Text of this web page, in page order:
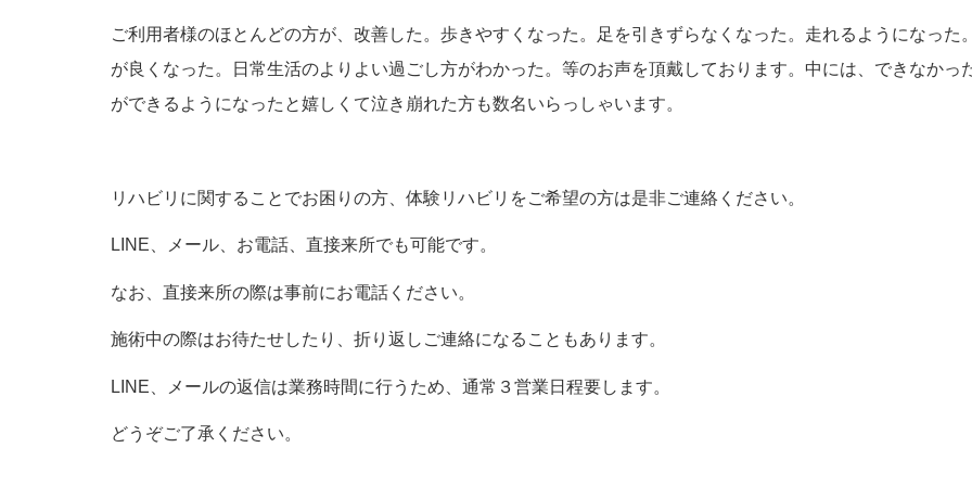
ご利用者様のほとんどの方が、改善した。歩きやすくなった。足を引きずらなくなった。走れるようになった
が良くなった。日常生活のよりよい過ごし方がわかった。等のお声を頂戴しております。中には、できなかっ
ができるようになったと嬉しくて泣き崩れた方も数名いらっしゃいます。
リハビリに関することでお困りの方、体験リハビリをご希望の方は是非ご連絡ください。
LINE、メール、お電話、直接来所でも可能です。
なお、直接来所の際は事前にお電話ください。
施術中の際はお待たせしたり、折り返しご連絡になることもあります。
LINE、メールの返信は業務時間に行うため、通常３営業日程要します。
どうぞご了承ください。